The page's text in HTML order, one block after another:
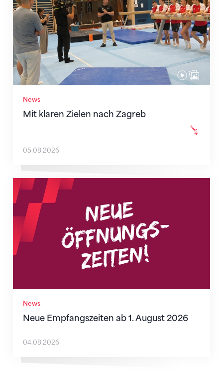
News
Mit klaren Zielen nach Zagreb
05.08.2026
News
Neue Empfangszeiten ab 1. August 2026
Neue Empfangszeiten ab 1. August 2026
04.08.2026